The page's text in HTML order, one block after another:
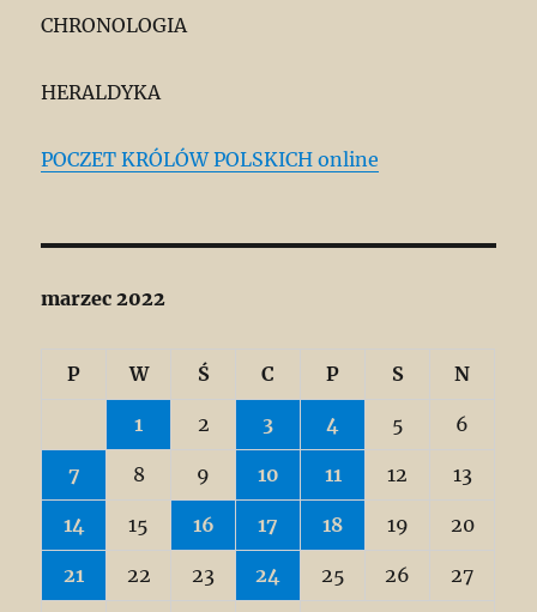
CHRONOLOGIA
HERALDYKA
POCZET KRÓLÓW POLSKICH online
marzec 2022
P W Ś C P S N
1 2 3 4 5 6
7 8 9 10 11 12 13
14 15 16 17 18 19 20
21 22 23 24 25 26 27